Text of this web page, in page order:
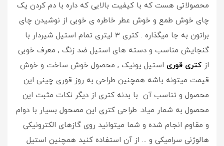
محصولاتی هست که با کیفیت بالایی که داره با دم کردن یک
چای خوش طمع و خوش عطر خاطره ی خوبی از نوشیدن چای
براتون به جا میگذاره . کتری 3 لیتری تمام استیل شیردار با
گنجایش مناسب و دسته های استیل ضد زنگ , معرف خوبی
از کتری قوری استیل یونیک , محصول خوش ساخت و خوش
قیمت میتونه باشه همچنین طراحی به روز قوری چینی این
محصول و تناسب آن با بدنه کتری از دیگر نکات مثبت این
محصول به شمار میاد. طراحی کتری این مصحول بسیار با دوام
و مقاوم انجام شده و شما میتوانید روی گازهای الکترونیکی
هالوژنی سرامیکی و ... از آن استفاده کنید همچنین استیل